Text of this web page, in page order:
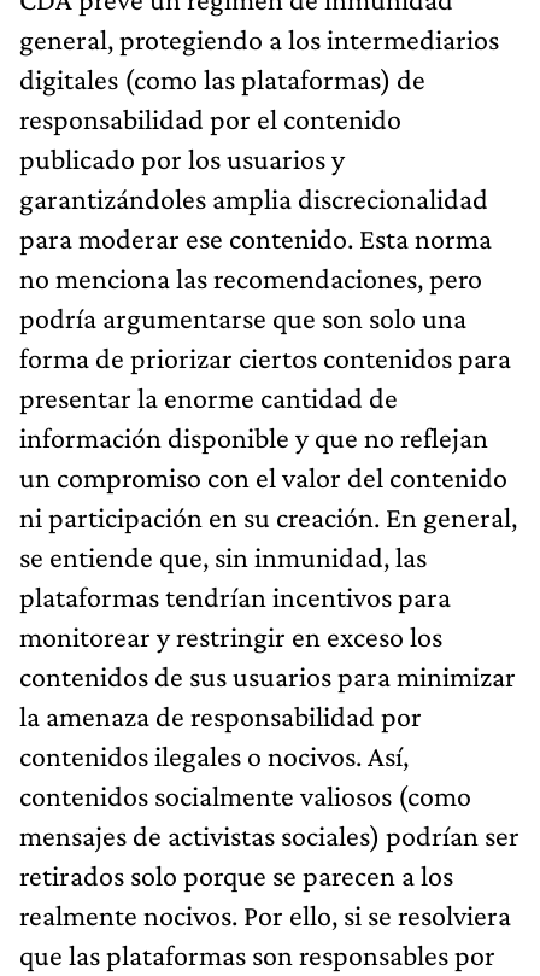
general, protegiendo a los intermediarios
digitales (como las plataformas) de
responsabilidad por el contenido
publicado por los usuarios y
garantizándoles amplia discrecionalidad
para moderar ese contenido. Esta norma
no menciona las recomendaciones, pero
podría argumentarse que son solo una
forma de priorizar ciertos contenidos para
presentar la enorme cantidad de
información disponible y que no reflejan
un compromiso con el valor del contenido
ni participación en su creación. En general,
se entiende que, sin inmunidad, las
plataformas tendrían incentivos para
monitorear y restringir en exceso los
contenidos de sus usuarios para minimizar
la amenaza de responsabilidad por
contenidos ilegales o nocivos. Así,
contenidos socialmente valiosos (como
mensajes de activistas sociales) podrían ser
retirados solo porque se parecen a los
realmente nocivos. Por ello, si se resolviera
que las plataformas son responsables por